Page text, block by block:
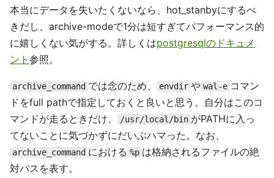
本当にデータを失いたくないなら、hot_stanbyにするべ
きだし、archive-modeで1分は短すぎてパフォーマンス的
に嬉しくない気がする。詳しくはpostgresqlのドキュメ
ント 参照。
archive_command では念のため、 envdir や wal-e コマン
ドをfull pathで指定しておくと良いと思う。自分はこのコ
マンドが走るときだけ、
/usr/local/bin がPATHに入っ
てないことに気づかずにだいぶハマった。なお、
archive_command における %p は格納されるファイルの絶
対パスを表す。